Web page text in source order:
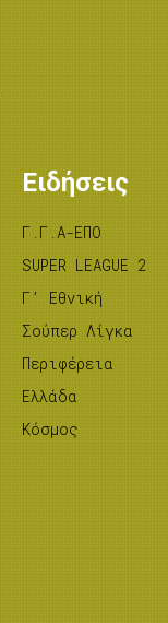
Ειδήσεις
Γ.Γ.Α-ΕΠΟ
SUPER LEAGUE 2
Γ’ Εθνική
Σούπερ Λίγκα
Περιφέρεια
Ελλάδα
Κόσμος